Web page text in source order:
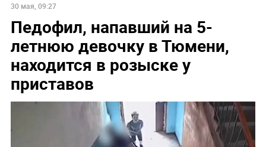
30 мая, 09:27
Педофил, напавший на 5-
летнюю девочку в Тюмени,
находится в розыске у
приставов